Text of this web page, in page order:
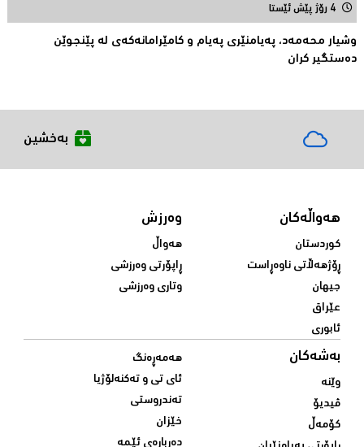
4 رۆژ پێش ئێستا
وشیار محه‌مه‌د، په‌یامنێری په‌یام و كامێرامانه‌كه‌ی له‌ پێنجوێن
ده‌ستگیر كران
بەخشین
هەواڵەکان
کوردستان
ڕۆژهەڵاتی ناوەڕاست
جیهان
عێراق
ئابوری
وەرزش
هەواڵ
ڕاپۆرتی وەرزشی
وتاری وەرزشی
بەشەکان
وێنە
ڤیدیۆ
کۆمەڵ
هەمەڕەنگ
ئای تی و تەکنەلۆژیا
تەندروستی
خێزان
دەربارەی ئێمە